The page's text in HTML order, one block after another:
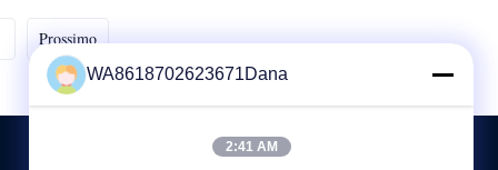
Prossimo
WA8618702623671Dana
2:41 AM